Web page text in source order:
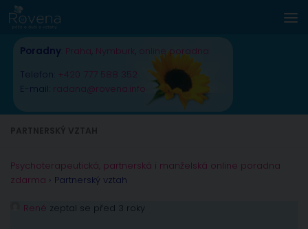
Skip to content
Poradny Praha Nymburk online poradna
Telefon: +420 777 588 352
E-mail: radana@rovena.info
Psychoterapeutická, partnerská i manželská online poradna
zdarma › Partnerský vztah
René zeptal se před 3 roky